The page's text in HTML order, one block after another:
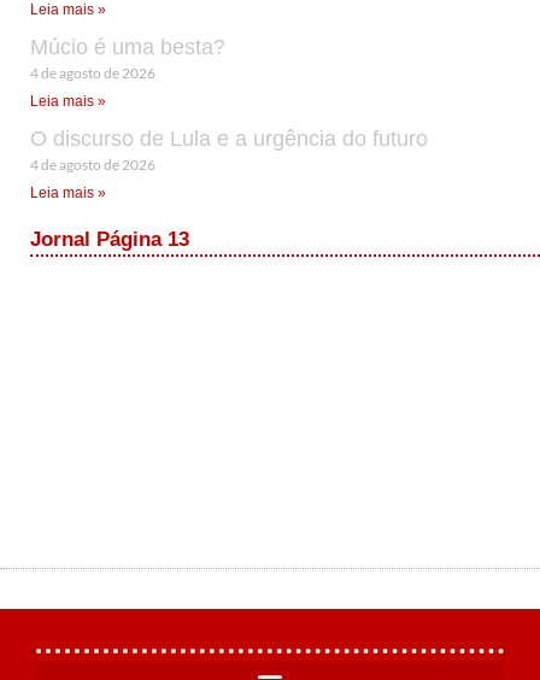
Leia mais »
Múcio é uma besta?
4 de agosto de 2026
Leia mais »
O discurso de Lula e a urgência do futuro
4 de agosto de 2026
Leia mais »
Jornal Página 13